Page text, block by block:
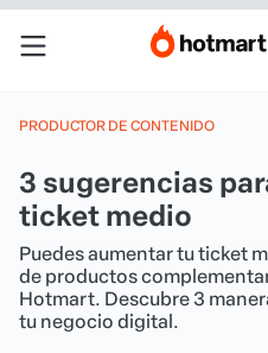
PRODUCTOR DE CONTENIDO
3 sugerencias
ticket medio
Puedes aumentar tu ticket
de productos
Hotmart. Descubre 3
tu negocio digital.